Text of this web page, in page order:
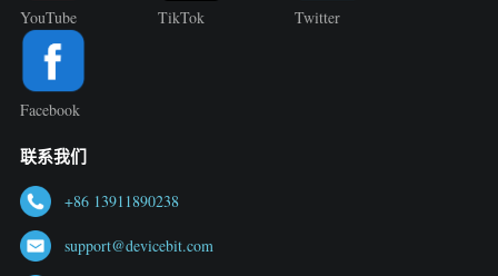
YouTube TikTok Twitter
Facebook
联系我们
+86 13911890238
support@devicebit.com